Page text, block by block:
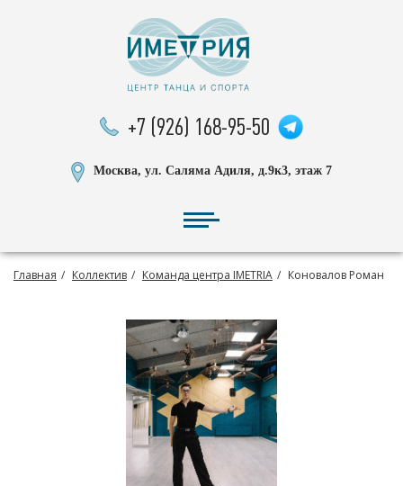
+7 (926) 168-95-50
Москва, ул. Саляма Адиля, д.9к3, этаж 7
Главная Коллектив Команда центра IMETRIA Коновалов Роман